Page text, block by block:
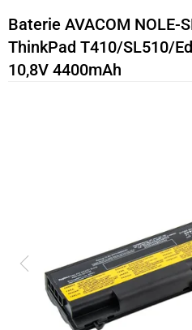
Baterie AVACOM NOLE-
ThinkPad T410/SL510/
10,8V 4400mAh